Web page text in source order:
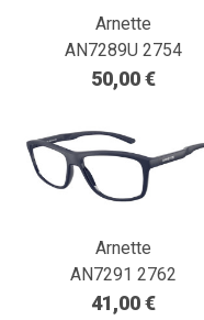
Arnette
AN7289U 2754
50,00 €
Arnette
AN7291 2762
41,00 €